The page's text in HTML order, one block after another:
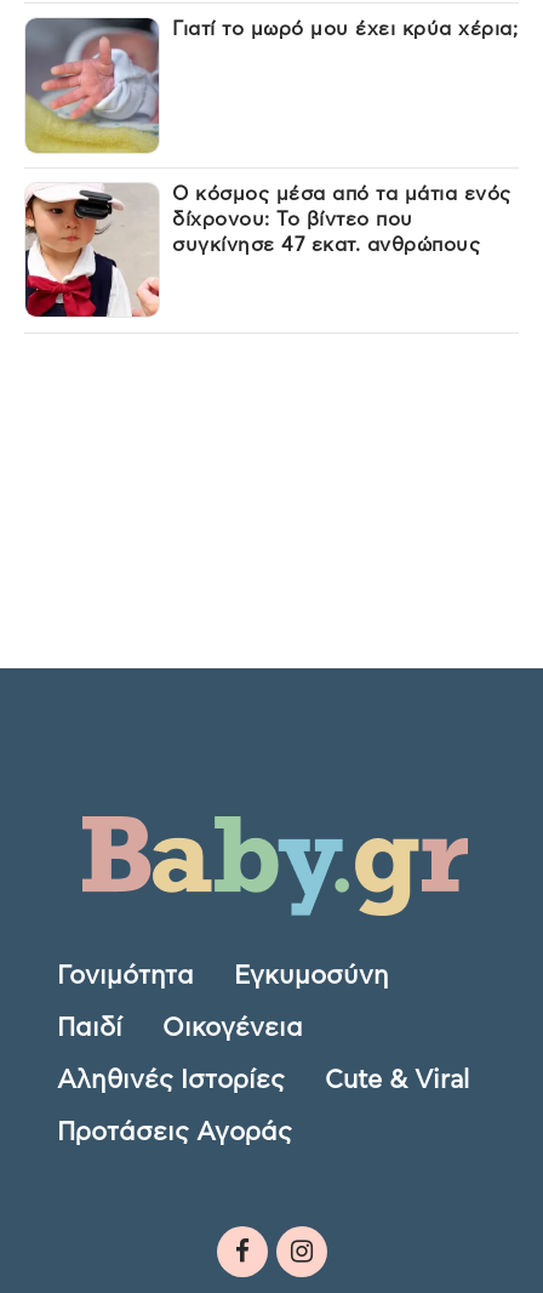
Γιατί το μωρό μου έχει κρύα χέρια;
Ο κόσμος μέσα από τα μάτια ενός
δίχρονου: Το βίντεο που
συγκίνησε 47 εκατ. ανθρώπους
Γονιμότητα Εγκυμοσύνη
Παιδί Οικογένεια
Αληθινές Ιστορίες Cute & Viral
Προτάσεις Αγοράς